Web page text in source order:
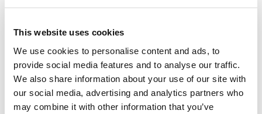
This website uses cookies
We use cookies to personalise content and ads, to
provide social media features and to analyse our traffic.
We also share information about your use of our site with
our social media, advertising and analytics partners who
may combine it with other information that you’ve